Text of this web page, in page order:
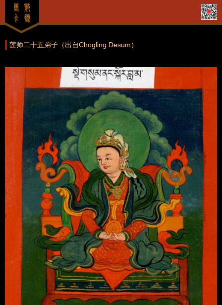
莲师二十五弟子（出自Chogling Desum）